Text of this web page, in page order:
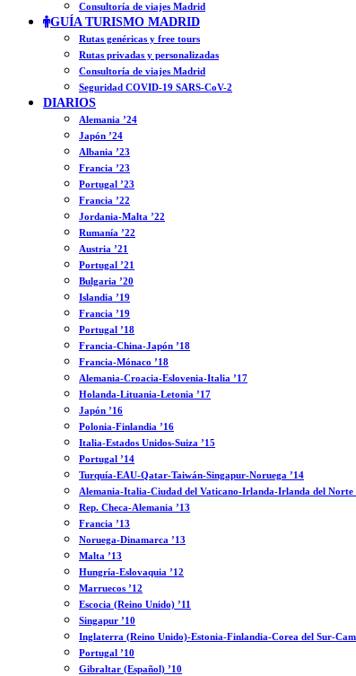
Consultoría de viajes Madrid
GUÍA TURISMO MADRID
Rutas genéricas y free tours
Rutas privadas y personalizadas
Consultoría de viajes Madrid
Seguridad COVID-19 SARS-CoV-2
DIARIOS
Alemania ’24
Japón ’24
Albania ’23
Francia ’23
Portugal ’23
Francia ’22
Jordania-Malta ’22
Rumanía ’22
Austria ’21
Portugal ’21
Bulgaria ’20
Islandia ’19
Francia ’19
Portugal ’18
Francia-China-Japón ’18
Francia-Mónaco ’18
Alemania-Croacia-Eslovenia-Italia ’17
Holanda-Lituania-Letonia ’17
Japón ’16
Polonia-Finlandia ’16
Italia-Estados Unidos-Suiza ’15
Portugal ’14
Turquía-EAU-Qatar-Taiwán-Singapur-Noruega ’14
Alemania-Italia-Ciudad del Vaticano-Irlanda-Irlanda del Norte
Rep. Checa-Alemania ’13
Francia ’13
Noruega-Dinamarca ’13
Malta ’13
Hungría-Eslovaquia ’12
Marruecos ’12
Escocia (Reino Unido) ’11
Singapur ’10
Inglaterra (Reino Unido)-Estonia-Finlandia-Corea del Sur-
Portugal ’10
Gibraltar (Español) ’10